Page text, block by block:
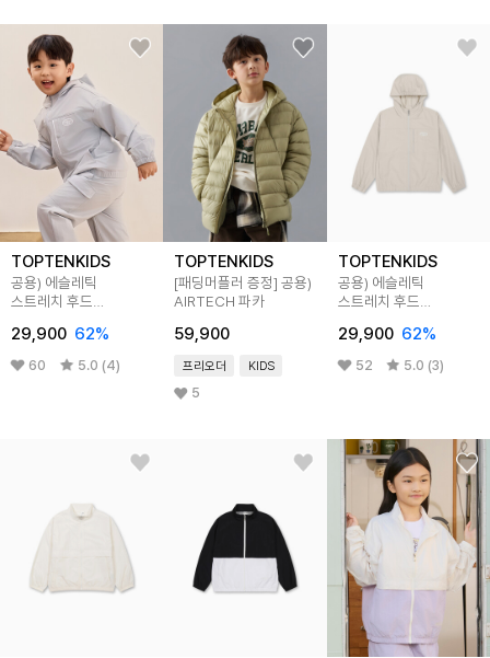
TOPTENKIDS
공용) 에슬레틱
스트레치 후드
29,900 62%
60 5.0 (4)
TOPTENKIDS
[패딩머플러 증정] 공용)
AIRTECH 파카
59,900
프리오더 KIDS
5
TOPTENKIDS
공용) 에슬레틱
스트레치 후드
29,900 62%
52 5.0 (3)